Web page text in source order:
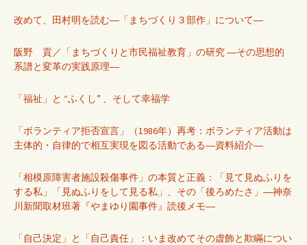
改めて、田村明を読む―「まちづくり３部作」について―
阪野 貢／「まちづくりと市民福祉教育」の研究 ―その思想的
系譜と変革の実践原理―
「福祉」と “ふくし” 、そして幸福学
「ボランティア拒否宣言」（1986年）再考：ボランティア活動は
主体的・自律的で相互実現を図る活動である―資料紹介―
「相模原障害者施設殺傷事件」の本質と正義：「見て見ぬふりを
する私」「見ぬふりをして見る私」、その「後ろめたさ」―神奈
川新聞取材班著『やまゆり園事件』読後メモ―
「自己決定」と「自己責任」：いま改めてその虚飾と欺瞞につい